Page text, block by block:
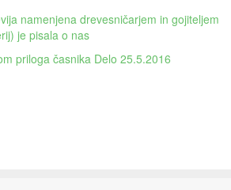
namenjena drevesničarjem in gojiteljem
je pisala o nas
priloga časnika Delo 25.5.2016